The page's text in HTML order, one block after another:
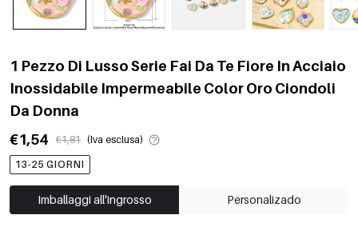
1 Pezzo Di Lusso Serie Fai Da Te Fiore In Acciaio
Inossidabile Impermeabile Color Oro Ciondoli
Da Donna
€1,54
€1,81 (Iva esclusa)
13-25 GIORNI
Imballaggi all'ingrosso Personalizado